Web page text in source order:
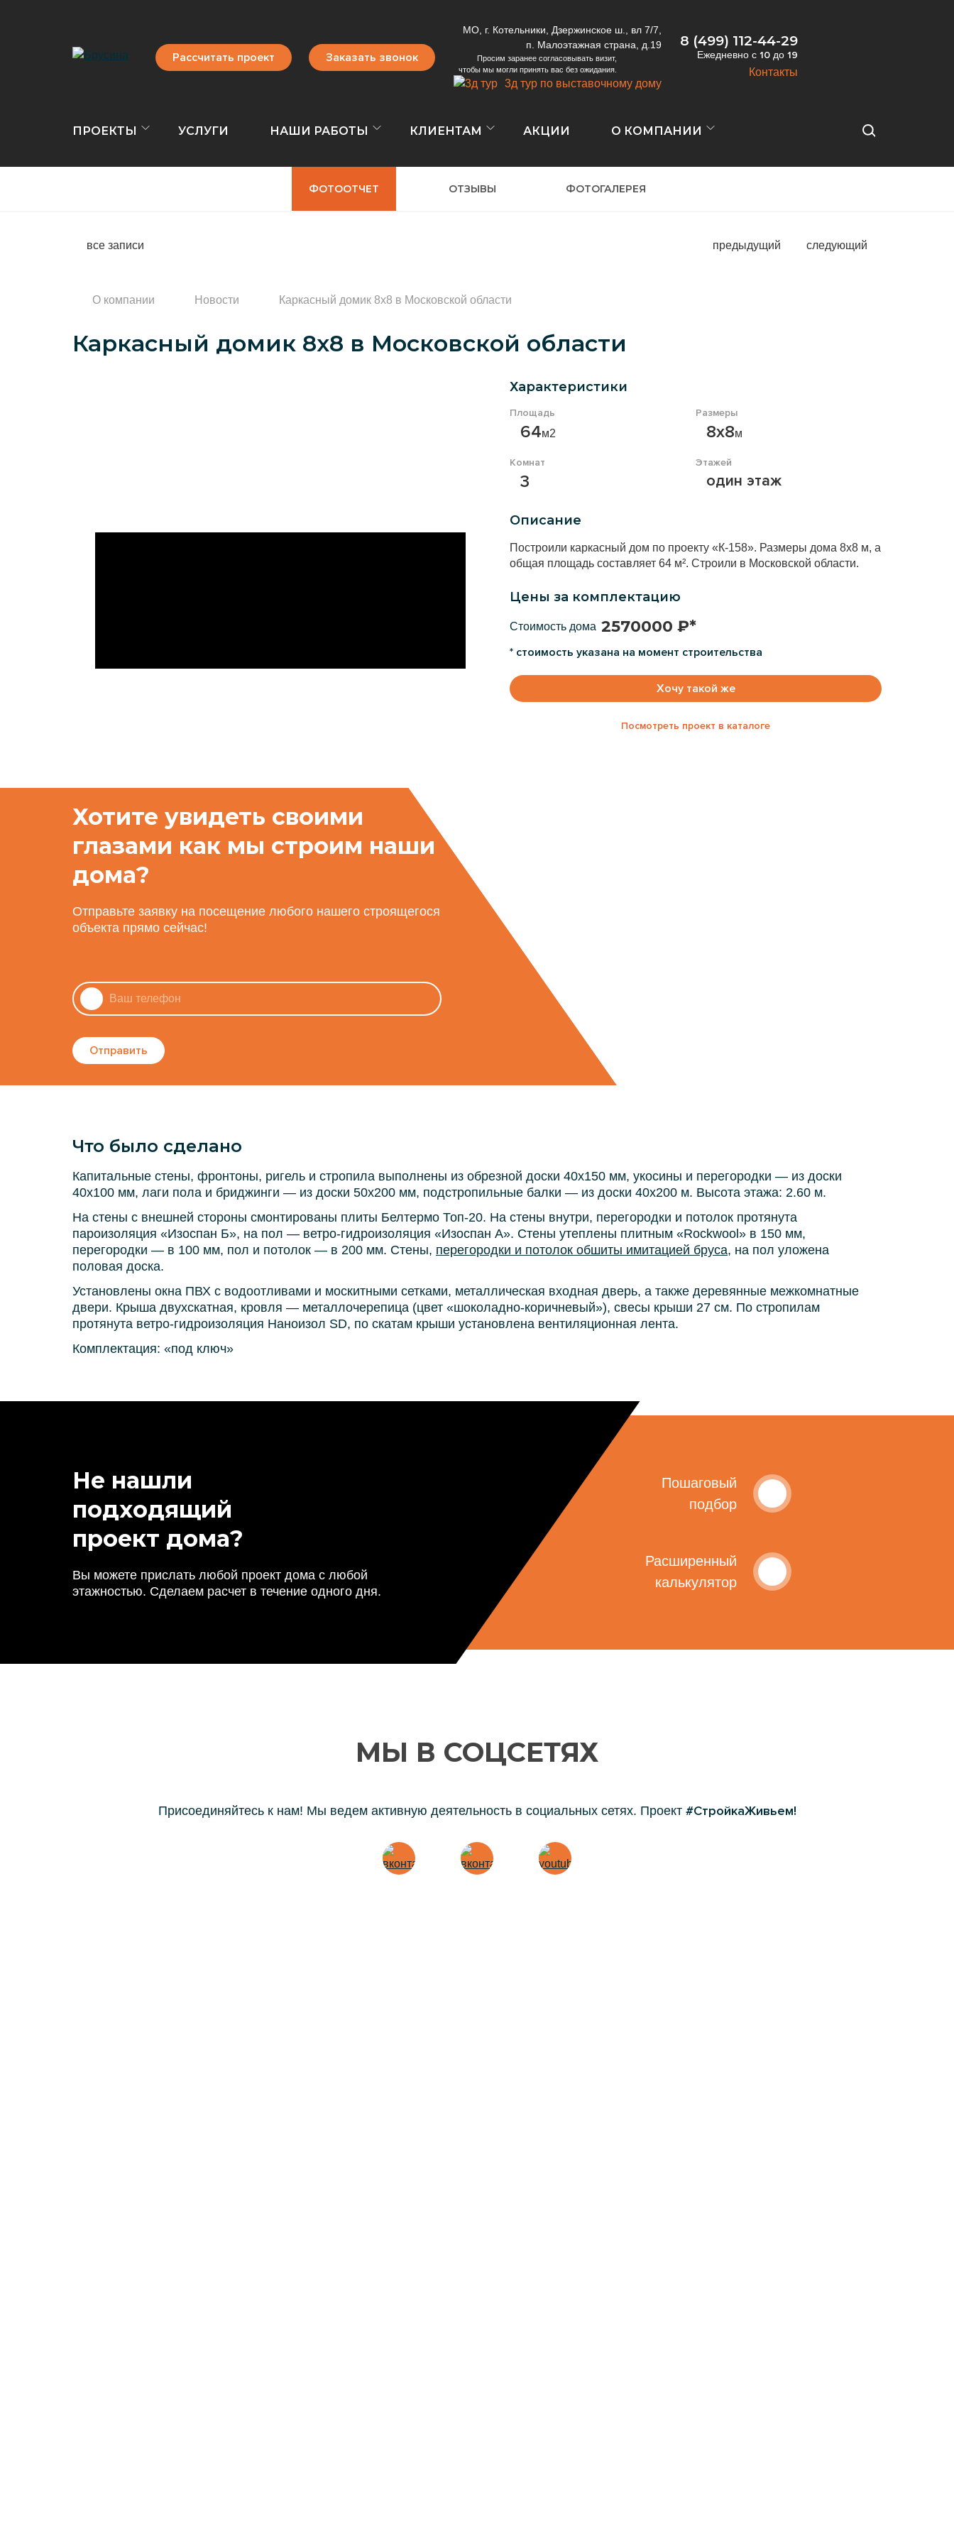
Рассчитать проект Заказать звонок
МО, г. Котельники, Дзержинское ш., вл 7/7,
п. Малоэтажная страна, д.19
Просим заранее согласовывать визит,
чтобы мы могли принять вас без ожидания.
3д тур по выставочному дому
8 (499) 112-44-29
Ежедневно с 10 до 19
Контакты
ПРОЕКТЫ УСЛУГИ НАШИ РАБОТЫ КЛИЕНТАМ АКЦИИ О КОМПАНИИ
ФОТООТЧЕТ ОТЗЫВЫ ФОТОГАЛЕРЕЯ
все записи предыдущий следующий
О компании Новости Каркасный домик 8х8 в Московской области
Каркасный домик 8х8 в Московской области
Характеристики
Площадь
64м2
Размеры
8х8м
Комнат
3
Этажей
один этаж
Описание
Построили каркасный дом по проекту «К-158». Размеры дома 8х8 м, а
общая площадь составляет 64 м². Строили в Московской области.
Цены за комплектацию
Стоимость дома 2570000 ₽*
* стоимость указана на момент строительства
Хочу такой же
Посмотреть проект в каталоге
Хотите увидеть своими
глазами как мы строим наши
дома?
Отправьте заявку на посещение любого нашего строящегося
объекта прямо сейчас!
Отправить
Что было сделано
Капитальные стены, фронтоны, ригель и стропила выполнены из обрезной доски 40х150 мм, укосины и перегородки — из доски
40х100 мм, лаги пола и бриджинги — из доски 50х200 мм, подстропильные балки — из доски 40х200 м. Высота этажа: 2.60 м.
На стены с внешней стороны смонтированы плиты Белтермо Топ-20. На стены внутри, перегородки и потолок протянута
пароизоляция «Изоспан Б», на пол — ветро-гидроизоляция «Изоспан А». Стены утеплены плитным «Rockwool» в 150 мм,
перегородки — в 100 мм, пол и потолок — в 200 мм. Стены, перегородки и потолок обшиты имитацией бруса, на пол уложена
половая доска.
Установлены окна ПВХ с водоотливами и москитными сетками, металлическая входная дверь, а также деревянные межкомнатные
двери. Крыша двухскатная, кровля — металлочерепица (цвет «шоколадно-коричневый»), свесы крыши 27 см. По стропилам
протянута ветро-гидроизоляция Наноизол SD, по скатам крыши установлена вентиляционная лента.
Комплектация: «под ключ»
Не нашли
подходящий
проект дома?
Вы можете прислать любой проект дома с любой
этажностью. Сделаем расчет в течение одного дня.
Пошаговый
подбор
Расширенный
калькулятор
МЫ В СОЦСЕТЯХ
Присоединяйтесь к нам! Мы ведем активную деятельность в социальных сетях. Проект #СтройкаЖивьем!